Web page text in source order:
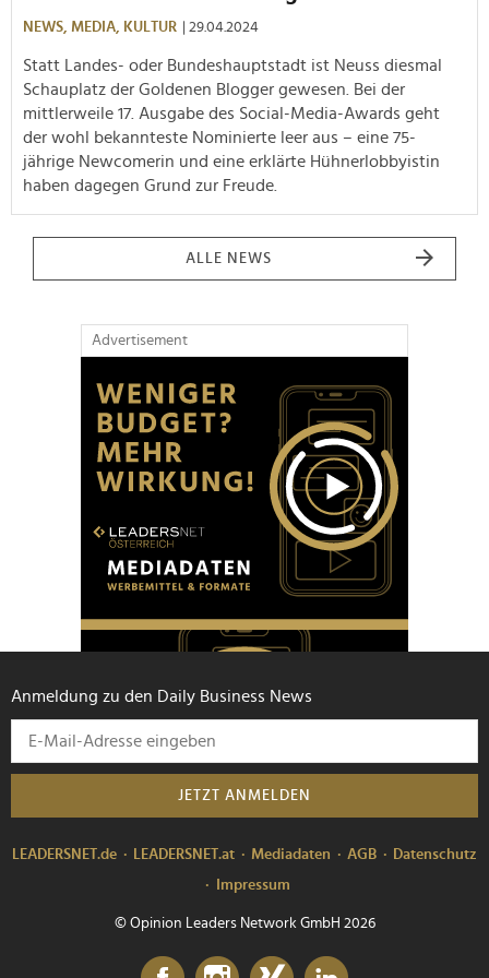
NEWS, MEDIA, KULTUR | 29.04.2024
Statt Landes- oder Bundeshauptstadt ist Neuss diesmal
Schauplatz der Goldenen Blogger gewesen. Bei der
mittlerweile 17. Ausgabe des Social-Media-Awards geht
der wohl bekannteste Nominierte leer aus – eine 75-
jährige Newcomerin und eine erklärte Hühnerlobbyistin
haben dagegen Grund zur Freude.
ALLE NEWS
Advertisement
Anmeldung zu den Daily Business News
JETZT ANMELDEN
LEADERSNET.de LEADERSNET.at Mediadaten AGB
Datenschutz
Impressum
© Opinion Leaders Network GmbH 2026